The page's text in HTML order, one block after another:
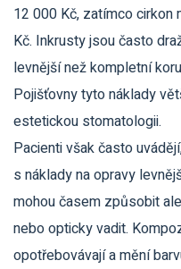
12 000 Kč, zatímco
Kč. Inkrusty jsou často
levnější než kompletní
Pojišťovny tyto náklady
estetickou stomatologii.
Pacienti však často
s náklady na opravy
mohou časem způsobit
nebo opticky vadit.
opotřebovávají a mění